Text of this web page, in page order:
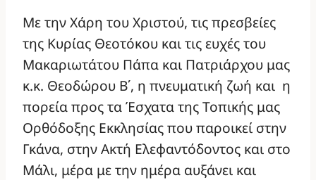
Με την Χάρη του Χριστού, τις πρεσβείες
της Κυρίας Θεοτόκου και τις ευχές του
Μακαριωτάτου Πάπα και Πατριάρχου μας
κ.κ. Θεοδώρου Β΄, η πνευματική ζωή και η
πορεία προς τα Έσχατα της Τοπικής μας
Ορθόδοξης Εκκλησίας που παροικεί στην
Γκάνα, στην Ακτή Ελεφαντόδοντος και στο
Μάλι, μέρα με την ημέρα αυξάνει και